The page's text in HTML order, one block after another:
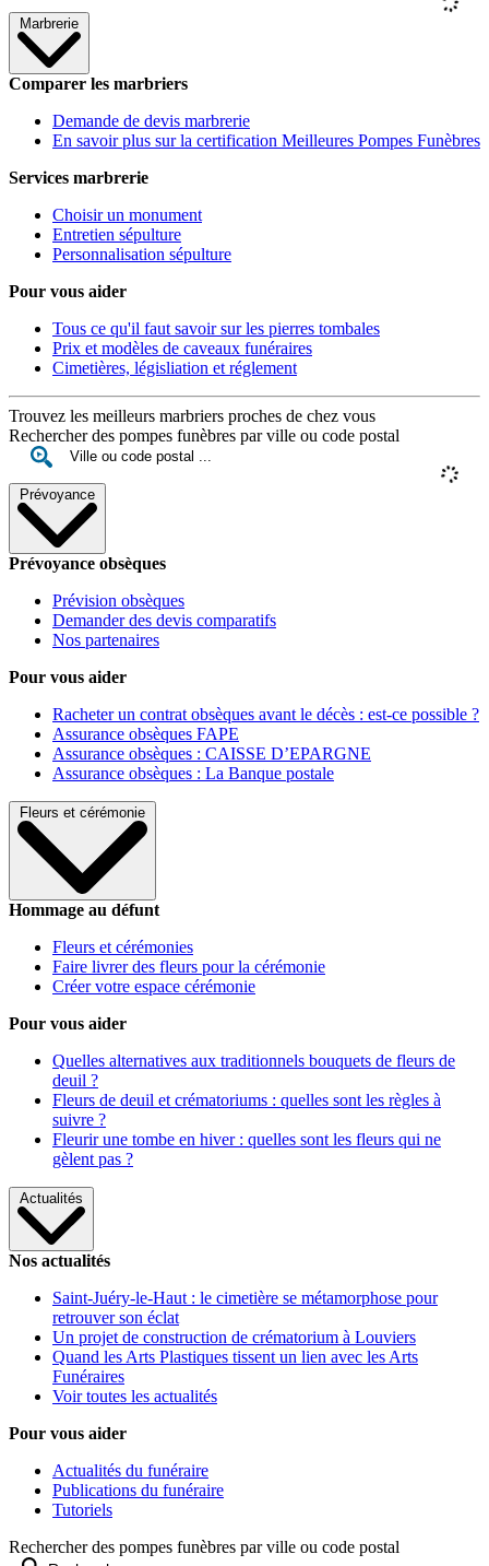
Marbrerie
Comparer les marbriers
Demande de devis marbrerie
En savoir plus sur la certification Meilleures Pompes Funèbres
Services marbrerie
Choisir un monument
Entretien sépulture
Personnalisation sépulture
Pour vous aider
Tous ce qu'il faut savoir sur les pierres tombales
Prix et modèles de caveaux funéraires
Cimetières, législiation et réglement
Trouvez les meilleurs marbriers proches de chez vous
Rechercher des pompes funèbres par ville ou code postal
Prévoyance
Prévoyance obsèques
Prévision obsèques
Demander des devis comparatifs
Nos partenaires
Pour vous aider
Racheter un contrat obsèques avant le décès : est-ce possible ?
Assurance obsèques FAPE
Assurance obsèques : CAISSE D’EPARGNE
Assurance obsèques : La Banque postale
Fleurs et cérémonie
Hommage au défunt
Fleurs et cérémonies
Faire livrer des fleurs pour la cérémonie
Créer votre espace cérémonie
Pour vous aider
Quelles alternatives aux traditionnels bouquets de fleurs de
deuil ?
Fleurs de deuil et crématoriums : quelles sont les règles à
suivre ?
Fleurir une tombe en hiver : quelles sont les fleurs qui ne
gèlent pas ?
Actualités
Nos actualités
Saint-Juéry-le-Haut : le cimetière se métamorphose pour
retrouver son éclat
Un projet de construction de crématorium à Louviers
Quand les Arts Plastiques tissent un lien avec les Arts
Funéraires
Voir toutes les actualités
Pour vous aider
Actualités du funéraire
Publications du funéraire
Tutoriels
Rechercher des pompes funèbres par ville ou code postal